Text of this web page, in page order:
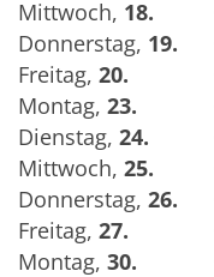
Mittwoch, 18.
Donnerstag, 19.
Freitag, 20.
Montag, 23.
Dienstag, 24.
Mittwoch, 25.
Donnerstag, 26.
Freitag, 27.
Montag, 30.